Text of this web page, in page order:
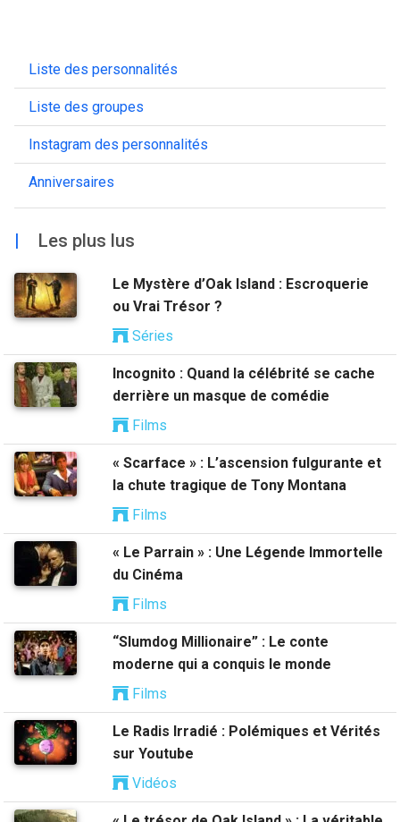
Liste des personnalités
Liste des groupes
Instagram des personnalités
Anniversaires
| Les plus lus
Le Mystère d’Oak Island : Escroquerie
ou Vrai Trésor ?
Séries
Incognito : Quand la célébrité se cache
derrière un masque de comédie
Films
« Scarface » : L’ascension fulgurante et
la chute tragique de Tony Montana
Films
« Le Parrain » : Une Légende Immortelle
du Cinéma
Films
“Slumdog Millionaire” : Le conte
moderne qui a conquis le monde
Films
Le Radis Irradié : Polémiques et Vérités
sur Youtube
Vidéos